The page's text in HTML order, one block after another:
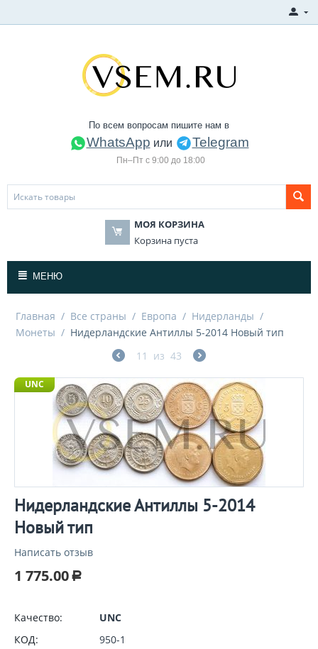
По всем вопросам пишите нам в
WhatsApp или Telegram
Пн–Пт с 9:00 до 18:00
МОЯ КОРЗИНА
Корзина пуста
МЕНЮ
Главная / Все страны / Европа / Нидерланды /
Монеты / Нидерландские Антиллы 5-2014 Новый тип
11
из 43
UNC
Нидерландские Антиллы 5-2014
Новый тип
Написать отзыв
1 775.00 Р
Качество:
UNC
КОД:
950-1